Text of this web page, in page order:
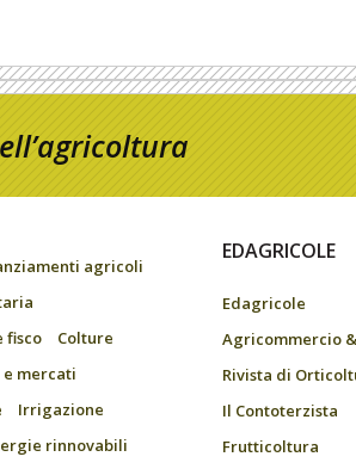
agricoli
fisco
Colture
mercati
Irrigazione
rinnovabili
EDAGRICOLE
Edagricole
Agricommercio
Rivista di
Il Contoterzista
Frutticoltura